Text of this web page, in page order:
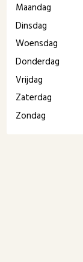
Maandag
Dinsdag
Woensdag
Donderdag
Vrijdag
Zaterdag
Zondag